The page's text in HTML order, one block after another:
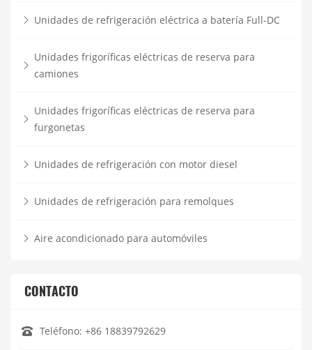
Unidades de refrigeración eléctrica a batería Full-DC
Unidades frigoríficas eléctricas de reserva para
camiones
Unidades frigoríficas eléctricas de reserva para
furgonetas
Unidades de refrigeración con motor diesel
Unidades de refrigeración para remolques
Aire acondicionado para automóviles
CONTACTO
Teléfono: +86 18839792629